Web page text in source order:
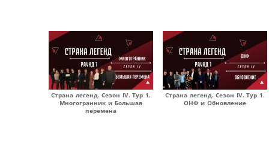
Страна легенд. Сезон IV. Тур 1.
Многогранник и Большая
перемена
Страна легенд. Сезон IV. Тур 1.
ОНФ и Обновление